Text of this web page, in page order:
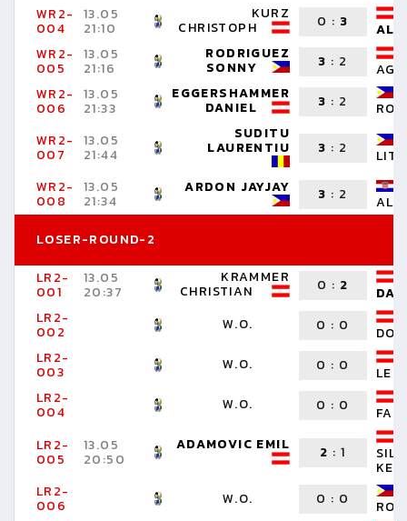
WR2-
004
13.05
21:10
KURZ
CHRISTOPH 0 : 3
WR2-
005
13.05
21:16
RODRIGUEZ
SONNY 3 : 2
AGO
WR2-
006
13.05
21:33
EGGERSHAMMER
DANIEL 3 : 2
RON
WR2-
007
13.05
21:44
SUDITU
LAURENTIU 3 : 2
LITO
WR2-
008
13.05
21:34
ARDON JAYJAY 3 : 2
LOSER-ROUND-2
LR2-
001
13.05
20:37
KRAMMER
CHRISTIAN 0 : 2
LR2-
002 W.O. 0 : 0
LR2-
003 W.O. 0 : 0
LR2-
004 W.O. 0 : 0
LR2-
005
13.05
20:50
ADAMOVIC EMIL 2 :1
LR2-
006 W.O. 0 : 0